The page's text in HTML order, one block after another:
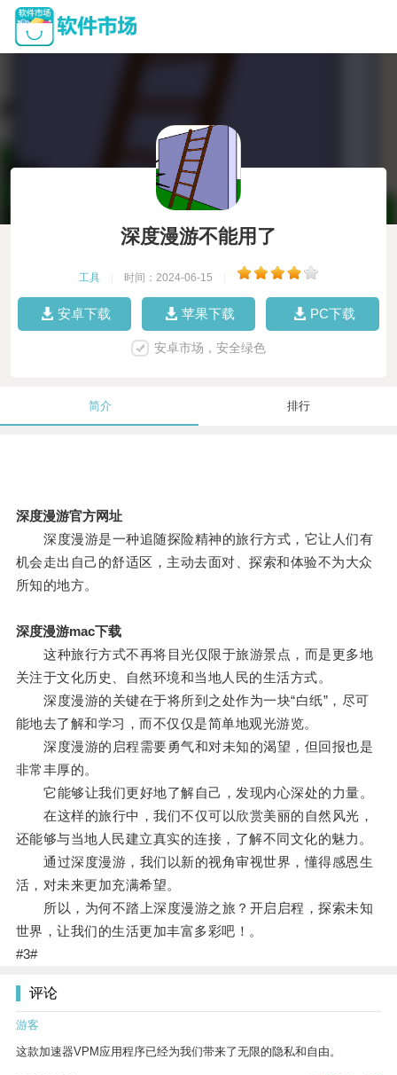
深度漫游不能用了
工具 时间：2024-06-15
安卓下载 苹果下载 PC下载
安卓市场，安全绿色
简介 排行
深度漫游官方网址
深度漫游是一种追随探险精神的旅行方式，它让人们有
机会走出自己的舒适区，主动去面对、探索和体验不为大众
所知的地方。
深度漫游mac下载
这种旅行方式不再将目光仅限于旅游景点，而是更多地
关注于文化历史、自然环境和当地人民的生活方式。
深度漫游的关键在于将所到之处作为一块“白纸”，尽可
能地去了解和学习，而不仅仅是简单地观光游览。
深度漫游的启程需要勇气和对未知的渴望，但回报也是
非常丰厚的。
它能够让我们更好地了解自己，发现内心深处的力量。
在这样的旅行中，我们不仅可以欣赏美丽的自然风光，
还能够与当地人民建立真实的连接，了解不同文化的魅力。
通过深度漫游，我们以新的视角审视世界，懂得感恩生
活，对未来更加充满希望。
所以，为何不踏上深度漫游之旅？开启启程，探索未知
世界，让我们的生活更加丰富多彩吧！。
#3#
评论
游客
这款加速器VPM应用程序已经为我们带来了无限的隐私和自由。